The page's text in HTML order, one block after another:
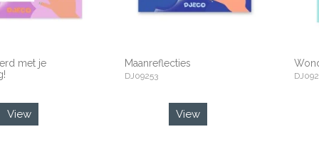
met je
View
Maanreflecties
DJ09253
View